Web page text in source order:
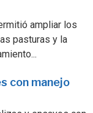
ampliar los
pasturas y la
con manejo